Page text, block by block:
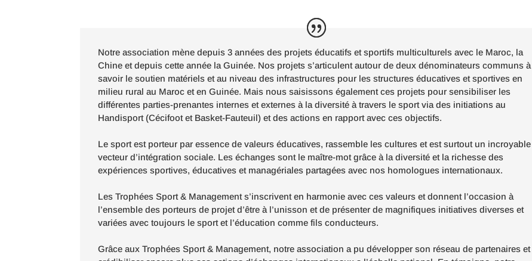
Notre association mène depuis 3 années des projets éducatifs et sportifs multiculturels avec le Maroc, la
Chine et depuis cette année la Guinée. Nos projets s’articulent autour de deux dénominateurs communs à
savoir le soutien matériels et au niveau des infrastructures pour les structures éducatives et sportives en
milieu rural au Maroc et en Guinée. Mais nous saisissons également ces projets pour sensibiliser les
différentes parties-prenantes internes et externes à la diversité à travers le sport via des initiations au
Handisport (Cécifoot et Basket-Fauteuil) et des actions en rapport avec ces objectifs.
Le sport est porteur par essence de valeurs éducatives, rassemble les cultures et est surtout un incroyable
vecteur d’intégration sociale. Les échanges sont le maître-mot grâce à la diversité et la richesse des
expériences sportives, éducatives et managériales partagées avec nos homologues internationaux.
Les Trophées Sport & Management s’inscrivent en harmonie avec ces valeurs et donnent l’occasion à
l’ensemble des porteurs de projet d’être à l’unisson et de présenter de magnifiques initiatives diverses et
variées avec toujours le sport et l’éducation comme fils conducteurs.
Grâce aux Trophées Sport & Management, notre association a pu développer son réseau de partenaires et